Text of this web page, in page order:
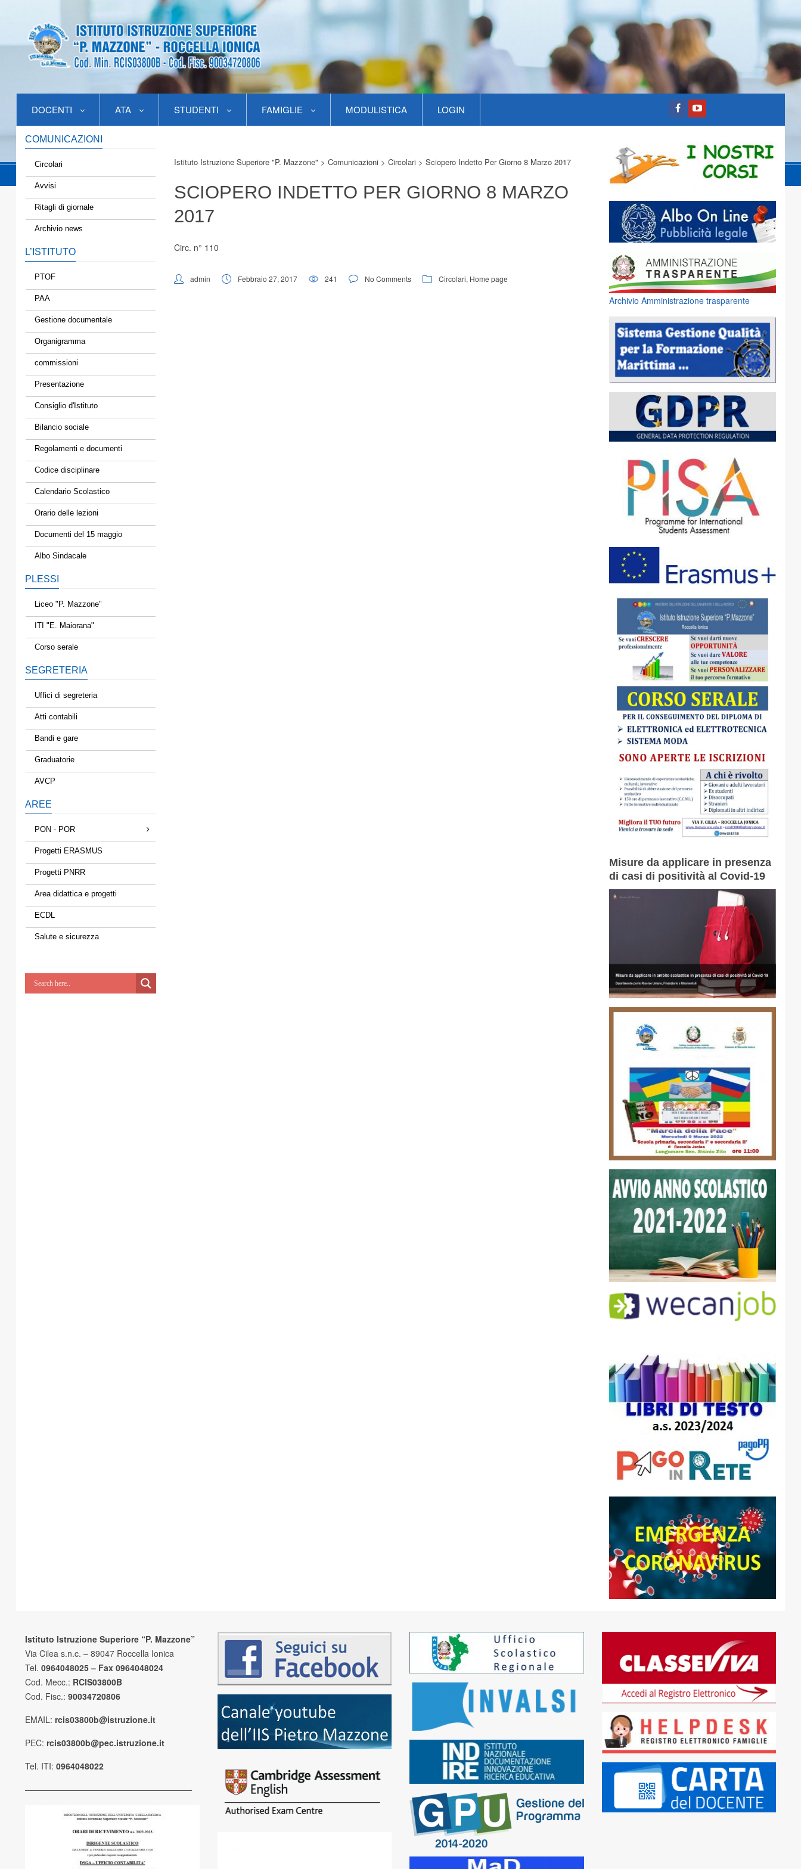
DOCENTI ATA STUDENTI FAMIGLIE MODULISTICA LOGIN
COMUNICAZIONI
Circolari
Avvisi
Ritagli di giornale
Archivio news
L’ISTITUTO
PTOF
PAA
Gestione documentale
Organigramma
commissioni
Presentazione
Consiglio d'Istituto
Bilancio sociale
Regolamenti e documenti
Codice disciplinare
Calendario Scolastico
Orario delle lezioni
Documenti del 15 maggio
Albo Sindacale
PLESSI
Liceo "P. Mazzone"
ITI "E. Maiorana"
Corso serale
SEGRETERIA
Uffici di segreteria
Atti contabili
Bandi e gare
Graduatorie
AVCP
AREE
PON - POR
Progetti ERASMUS
Progetti PNRR
Area didattica e progetti
ECDL
Salute e sicurezza
Istituto Istruzione Superiore "P. Mazzone" > Comunicazioni > Circolari > Sciopero Indetto Per Giorno 8 Marzo 2017
SCIOPERO INDETTO PER GIORNO 8 MARZO
2017
Circ. n° 110
admin Febbraio 27, 2017 241 No Comments Circolari, Home page
Archivio Amministrazione trasparente
Misure da applicare in presenza
di casi di positività al Covid-19
Istituto Istruzione Superiore “P. Mazzone”
Via Cilea s.n.c. – 89047 Roccella Ionica
Tel. 0964048025 – Fax 0964048024
Cod. Mecc.: RCIS03800B
Cod. Fisc.: 90034720806
EMAIL: rcis03800b@istruzione.it
PEC: rcis03800b@pec.istruzione.it
Tel. ITI: 0964048022
————————————————————